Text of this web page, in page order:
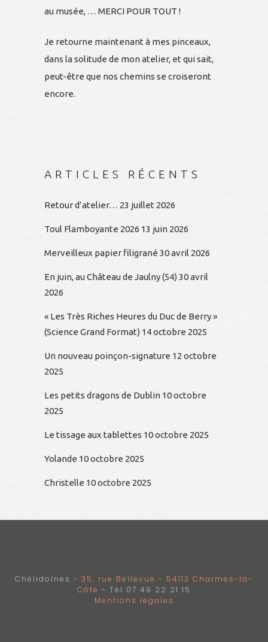
au musée, … MERCI POUR TOUT !
Je retourne maintenant à mes pinceaux,
dans la solitude de mon atelier, et qui sait,
peut-être que nos chemins se croiseront
encore.
ARTICLES RÉCENTS
Retour d’atelier… 23 juillet 2026
Toul Flamboyante 2026 13 juin 2026
Merveilleux papier filigrané30 avril 2026
En juin, au Château de Jaulny (54)30 avril
2026
« Les Très Riches Heures du Duc de Berry »
(Science Grand Format) 14 octobre 2025
Un nouveau poinçon-signature 12 octobre
2025
Les petits dragons de Dublin 10 octobre
2025
Le tissage aux tablettes 10 octobre 2025
Yolande 10 octobre 2025
Christelle 10 octobre 2025
Chélidoines - 35, rue Bellevue - 54113 Charmes-la-
Côte - Tél 07 49 22 21 15
Mentions légales